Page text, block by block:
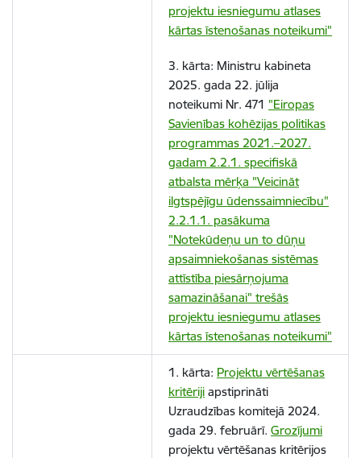
projektu iesniegumu atlases
kārtas īstenošanas noteikumi"
3. kārta: Ministru kabineta
2025. gada 22. jūlija
noteikumi Nr. 471 "Eiropas
Savienības kohēzijas politikas
programmas 2021.–2027.
gadam 2.2.1. specifiskā
atbalsta mērķa "Veicināt
ilgtspējīgu ūdenssaimniecību"
2.2.1.1. pasākuma
"Notekūdeņu un to dūņu
apsaimniekošanas sistēmas
attīstība piesārņojuma
samazināšanai" trešās
projektu iesniegumu atlases
kārtas īstenošanas noteikumi"
1. kārta: Projektu vērtēšanas
kritēriji apstiprināti
Uzraudzības komitejā 2024.
gada 29. februārī. Grozījumi
projektu vērtēšanas kritērijos